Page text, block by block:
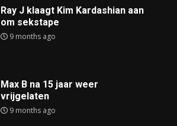
Ray J klaagt Kim Kardashian aan
om sekstape
9 months ago
Max B na 15 jaar weer
vrijgelaten
9 months ago